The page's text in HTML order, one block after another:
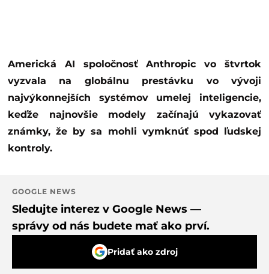
Americká AI spoločnosť Anthropic vo štvrtok
vyzvala na globálnu prestávku vo vývoji
najvýkonnejších systémov umelej inteligencie,
keďže najnovšie modely začínajú vykazovať
známky, že by sa mohli vymknúť spod ľudskej
kontroly.
GOOGLE NEWS
Sledujte interez v Google News —
správy od nás budete mať ako prví.
Pridať ako zdroj